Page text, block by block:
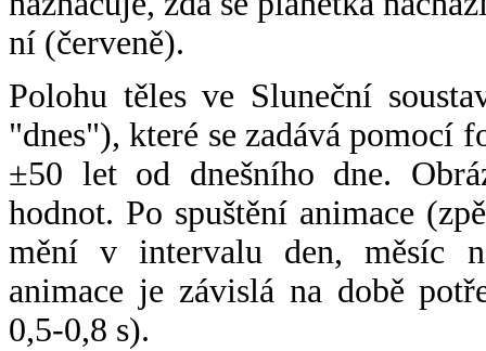
ní (červeně).
Polohu těles ve Sluneční
"dnes"), které se zadává pomocí
±50 let od dnešního dne.
hodnot. Po spuštění animace
mění v intervalu den, měsíc
animace je závislá na době
0,5-0,8 s).